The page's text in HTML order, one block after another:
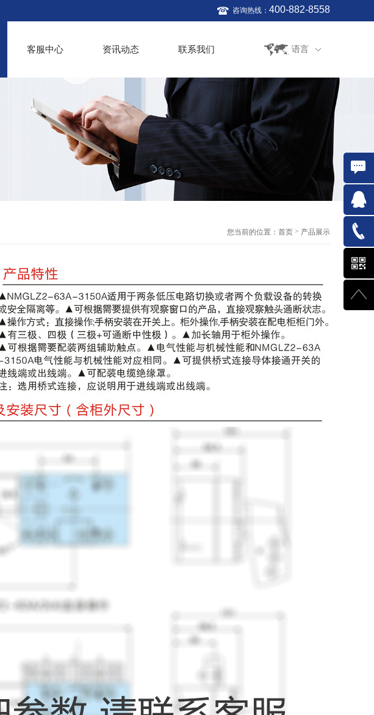
咨询热线： 400-882-8558
客服中心 资讯动态 联系我们 语言
您当前的位置： 首页 > 产品展示
在线咨
询
021-